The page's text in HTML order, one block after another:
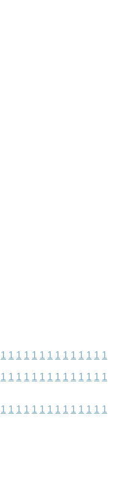
1 1 1 1 1 1 1 1 1 1 1 1 1 1
1 1 1 1 1 1 1 1 1 1 1 1 1 1
1 1 1 1 1 1 1 1 1 1 1 1 1 1